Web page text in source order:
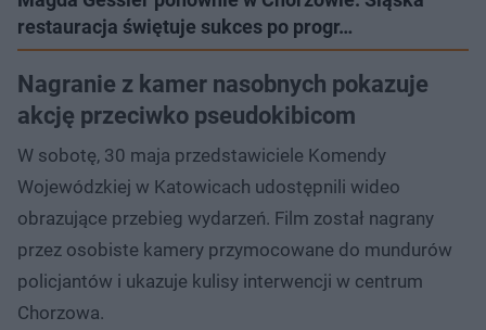
restauracja świętuje sukces po progr…
Nagranie z kamer nasobnych pokazuje
akcję przeciwko pseudokibicom
W sobotę, 30 maja przedstawiciele Komendy
Wojewódzkiej w Katowicach udostępnili wideo
obrazujące przebieg wydarzeń. Film został nagrany
przez osobiste kamery przymocowane do mundurów
policjantów i ukazuje kulisy interwencji w centrum
Chorzowa.